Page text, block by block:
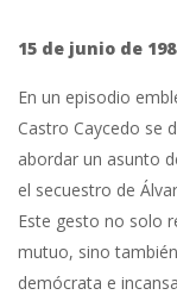
15 de junio de
En un episodio
Castro Caycedo se
abordar un asunto
el secuestro de
Este gesto no solo
mutuo, sino
demócrata e